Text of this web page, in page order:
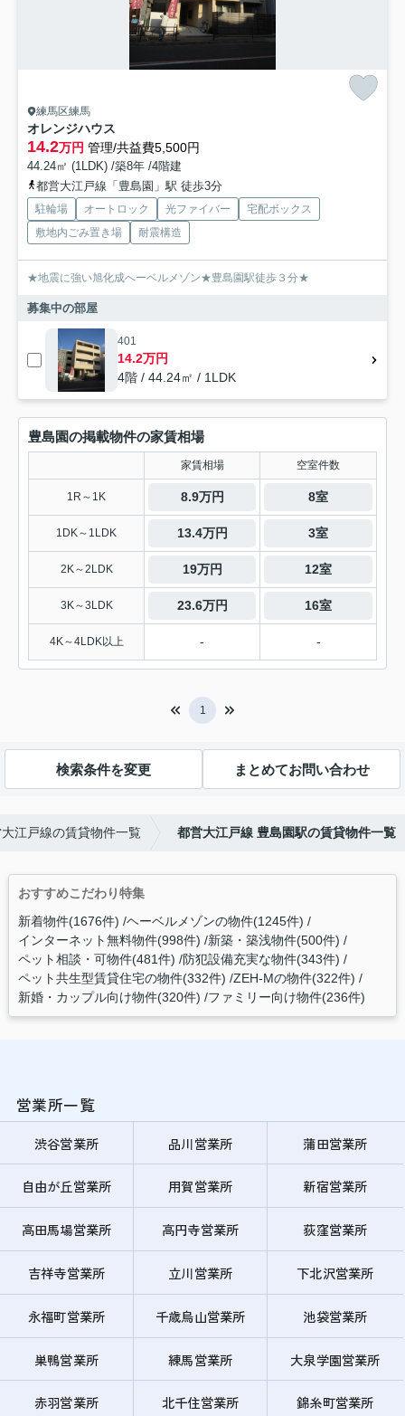
練馬区練馬
オレンジハウス
14.2万円 管理/共益費5,500円
44.24㎡ (1LDK) /築8年 /4階建
都営大江戸線「豊島園」駅 徒歩3分
駐輪場 オートロック 光ファイバー
宅配ボックス
敷地内ごみ置き場
耐震構造
★地震に強い旭化成へーベルメゾン★豊島園駅徒歩３分★
募集中の部屋
401
14.2万円
4階 / 44.24㎡ / 1LDK
豊島園の掲載物件の家賃相場
家賃相場 空室件数
1R～1K 8.9万円 8室
1DK～1LDK 13.4万円 3室
2K～2LDK 19万円 12室
3K～3LDK 23.6万円 16室
4K～4LDK以上 - -
1
検索条件を変更 まとめてお問い合わせ
江戸線の賃貸物件一覧 都営大江戸線 豊島園駅の賃貸物件一覧
おすすめこだわり特集
新着物件(1676件) ヘーベルメゾンの物件(1245件)
インターネット無料物件(998件) 新築・築浅物件(500件)
ペット相談・可物件(481件) 防犯設備充実な物件(343件)
ペット共生型賃貸住宅の物件(332件) ZEH-Mの物件(322件)
新婚・カップル向け物件(320件) ファミリー向け物件(236件)
営業所一覧
渋谷営業所 品川営業所 蒲田営業所
自由が丘営業所 用賀営業所 新宿営業所
高田馬場営業所 高円寺営業所 荻窪営業所
吉祥寺営業所 立川営業所 下北沢営業所
永福町営業所 千歳烏山営業所 池袋営業所
巣鴨営業所 練馬営業所 大泉学園営業所
赤羽営業所 北千住営業所 錦糸町営業所